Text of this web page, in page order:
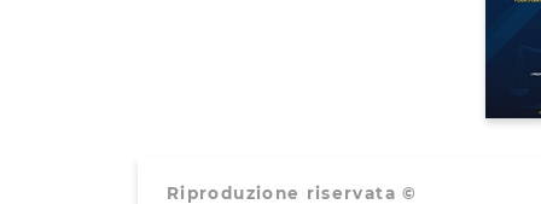
Riproduzione riservata ©